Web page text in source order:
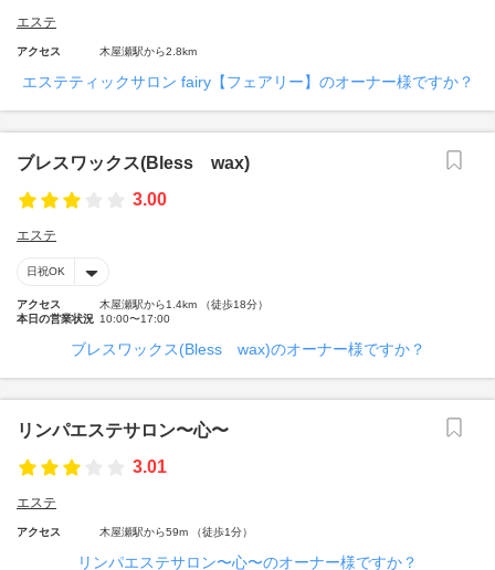
エステ
アクセス 木屋瀬駅から2.8km
エステティックサロン fairy【フェアリー】のオーナー様ですか？
ブレスワックス(Bless wax)
3.00
エステ
日祝OK
アクセス
木屋瀬駅から1.4km （徒歩18分）
本日の営業状況 10:00〜17:00
ブレスワックス(Bless wax)のオーナー様ですか？
リンパエステサロン〜心〜
3.01
エステ
アクセス 木屋瀬駅から59m （徒歩1分）
リンパエステサロン〜心〜のオーナー様ですか？